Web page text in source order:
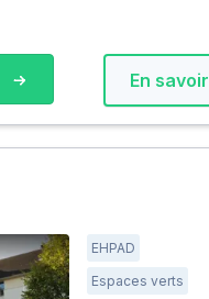
En
EHPAD
Espaces verts